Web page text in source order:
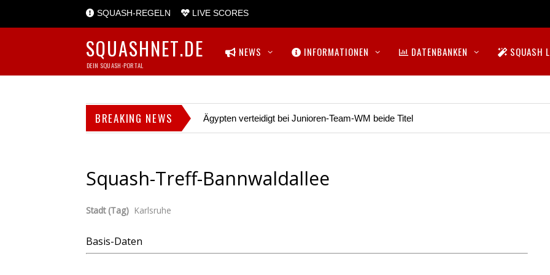
SQUASH-REGELN LIVE SCORES
SQUASHNET.DE
DEIN SQUASH-PORTAL
NEWS INFORMATIONEN DATENBANKEN SQUASH
BREAKING NEWS Ägypten verteidigt bei Junioren-Team-WM beide Titel
Squash-Treff-Bannwaldallee
Stadt (Tag) Karlsruhe
Basis-Daten